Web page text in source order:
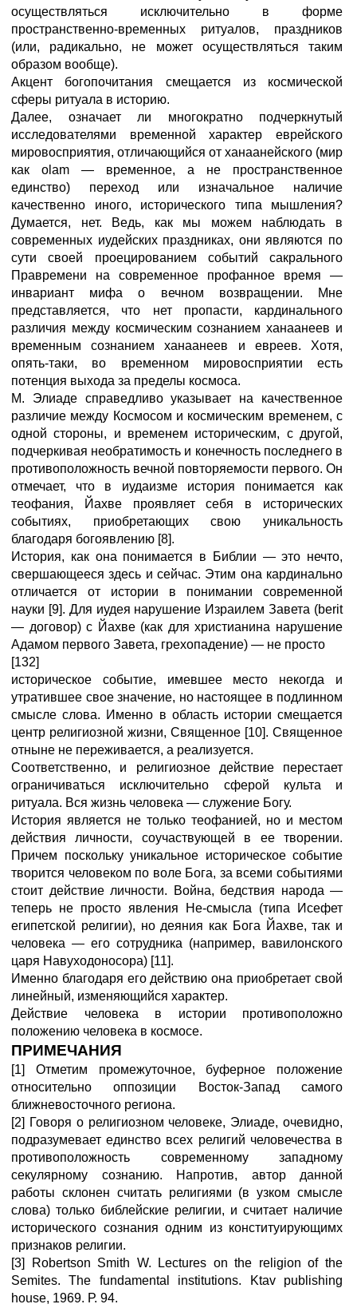
осуществляться исключительно в форме
пространственно-временных ритуалов, праздников
(или, радикально, не может осуществляться таким
образом вообще).
Акцент богопочитания смещается из космической
сферы ритуала в историю.
Далее, означает ли многократно подчеркнутый
исследователями временной характер еврейского
мировосприятия, отличающийся от ханаанейского (мир
как olam — временное, а не пространственное
единство) переход или изначальное наличие
качественно иного, исторического типа мышления?
Думается, нет. Ведь, как мы можем наблюдать в
современных иудейских праздниках, они являются по
сути своей проецированием событий сакрального
Правремени на современное профанное время —
инвариант мифа о вечном возвращении. Мне
представляется, что нет пропасти, кардинального
различия между космическим сознанием ханаанеев и
временным сознанием ханаанеев и евреев. Хотя,
опять-таки, во временном мировосприятии есть
потенция выхода за пределы космоса.
М. Элиаде справедливо указывает на качественное
различие между Космосом и космическим временем, с
одной стороны, и временем историческим, с другой,
подчеркивая необратимость и конечность последнего в
противоположность вечной повторяемости первого. Он
отмечает, что в иудаизме история понимается как
теофания, Йахве проявляет себя в исторических
событиях, приобретающих свою уникальность
благодаря богоявлению [8].
История, как она понимается в Библии — это нечто,
свершающееся здесь и сейчас. Этим она кардинально
отличается от истории в понимании современной
науки [9]. Для иудея нарушение Израилем Завета (berit
— договор) с Йахве (как для христианина нарушение
Адамом первого Завета, грехопадение) — не просто
[132]
историческое событие, имевшее место некогда и
утратившее свое значение, но настоящее в подлинном
смысле слова. Именно в область истории смещается
центр религиозной жизни, Священное [10]. Священное
отныне не переживается, а реализуется.
Соответственно, и религиозное действие перестает
ограничиваться исключительно сферой культа и
ритуала. Вся жизнь человека — служение Богу.
История является не только теофанией, но и местом
действия личности, соучаствующей в ее творении.
Причем поскольку уникальное историческое событие
творится человеком по воле Бога, за всеми событиями
стоит действие личности. Война, бедствия народа —
теперь не просто явления Не-смысла (типа Исефет
египетской религии), но деяния как Бога Йахве, так и
человека — его сотрудника (например, вавилонского
царя Навуходоносора) [11].
Именно благодаря его действию она приобретает свой
линейный, изменяющийся характер.
Действие человека в истории противоположно
положению человека в космосе.
ПРИМЕЧАНИЯ
[1] Отметим промежуточное, буферное положение
относительно оппозиции Восток-Запад самого
ближневосточного региона.
[2] Говоря о религиозном человеке, Элиаде, очевидно,
подразумевает единство всех религий человечества в
противоположность современному западному
секулярному сознанию. Напротив, автор данной
работы склонен считать религиями (в узком смысле
слова) только библейские религии, и считает наличие
исторического сознания одним из конституирующимх
признаков религии.
[3] Robertson Smith W. Lectures on the religion of the
Semites. The fundamental institutions. Ktav publishing
house, 1969. Р. 94.